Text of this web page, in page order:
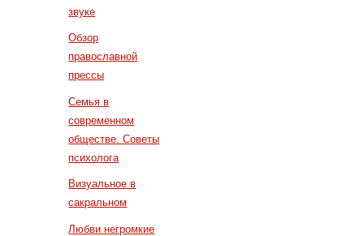
звуке
Обзор
православной
прессы
Семья в
современном
обществе. Советы
психолога
Визуальное в
сакральном
Любви негромкие